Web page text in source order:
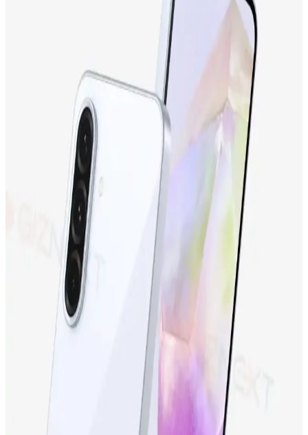
İki popüler iPhone modeli olan iPhone 17 ve iPhone 15 Plus'ın
ekran, kamera, batarya ve depolama özellikleri karşılaştırılıyor,
kullanıcı yorumlarıyla performans değerlendirmeleri sunuluyor.
Samsung Galaxy M13 İncelemesi: Ekonomik Fiyatlı
ve Gelişmiş Özelliklere Sahip Akıllı Telefon
Samsung Galaxy M13, uygun fiyatıyla dikkat çeken, geniş ekranı,
güçlü bataryası ve gelişmiş kamerasıyla günlük kullanım için ideal
bir akıllı telefon seçeneğidir.
Tecno Camon 19 Neo ve Tecno Spark 10
Karşılaştırması: Hangi Telefon Sizin İçin Uygun
Tecno Camon 19 Neo ve Tecno Spark 10'un özellikleri, kullanıcı
yorumları ve karşılaştırmasıyla, ihtiyaçlarınıza en uygun telefonu
Samsung Galaxy S24 Ultra: Yüksek Performans ve
Gelişmiş Kamera Özellikleriyle Yenilikçi Akıllı
Samsung Galaxy S24 Ultra, üstün kamera, yüksek performans ve
dayanıklı tasarımıyla öne çıkan en yeni akıllı telefon modeli.
Detaylar ve özellikler için inceleyin.
Samsung Galaxy S23 FE: Yüksek Performans ve
Uygun Fiyatlı Akıllı Telefon Seçenekleri
Samsung Galaxy S23 FE, yüksek performans, gelişmiş kamera ve
şık tasarımıyla uygun fiyatlı yeni nesil akıllı telefon. Günlük
kullanım ve profesyonel fotoğrafçılık için ideal seçenek.